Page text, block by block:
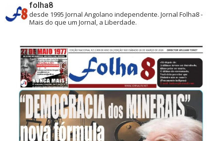
folha8
desde 1995 Jornal Angolano independente.Jornal Folha8 -
Mais do que um Jornal, a Liberdade.